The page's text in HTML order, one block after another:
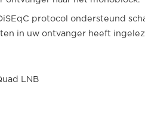
protocol ondersteund
in uw ontvanger heeft
LNB